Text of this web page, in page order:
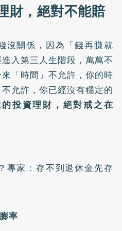
財，絕對不能賠
沒關係，因為「錢再賺就
入第三人生階段，萬萬不
「時間」不允許，你的時
允許，你已經沒有穩定的
投資理財，絕對戒之在
專家：存不到退休金先存
率